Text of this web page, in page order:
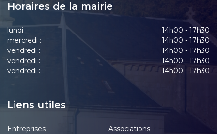
Horaires de la mairie
lundi :
14h00 - 17h30
mercredi :
14h00 - 17h30
vendredi :
14h00 - 17h30
vendredi :
14h00 - 17h30
vendredi :
14h00 - 17h30
Liens utiles
Entreprises Associations